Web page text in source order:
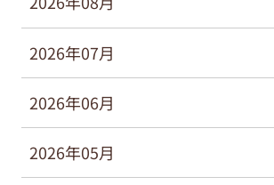
2026年07月
2026年06月
2026年05月